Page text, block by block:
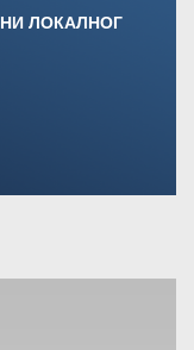
ЛОКАЛНОГ